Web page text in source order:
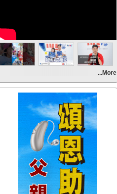
(聯播)
夜貓DJ-Dennis
【Next】
【HitFm正在進行】
(聯播)
夜貓DJ-Dennis
【Next】
(聯播)夜貓DJ-Dennis
【HitFm正在進行】
...More